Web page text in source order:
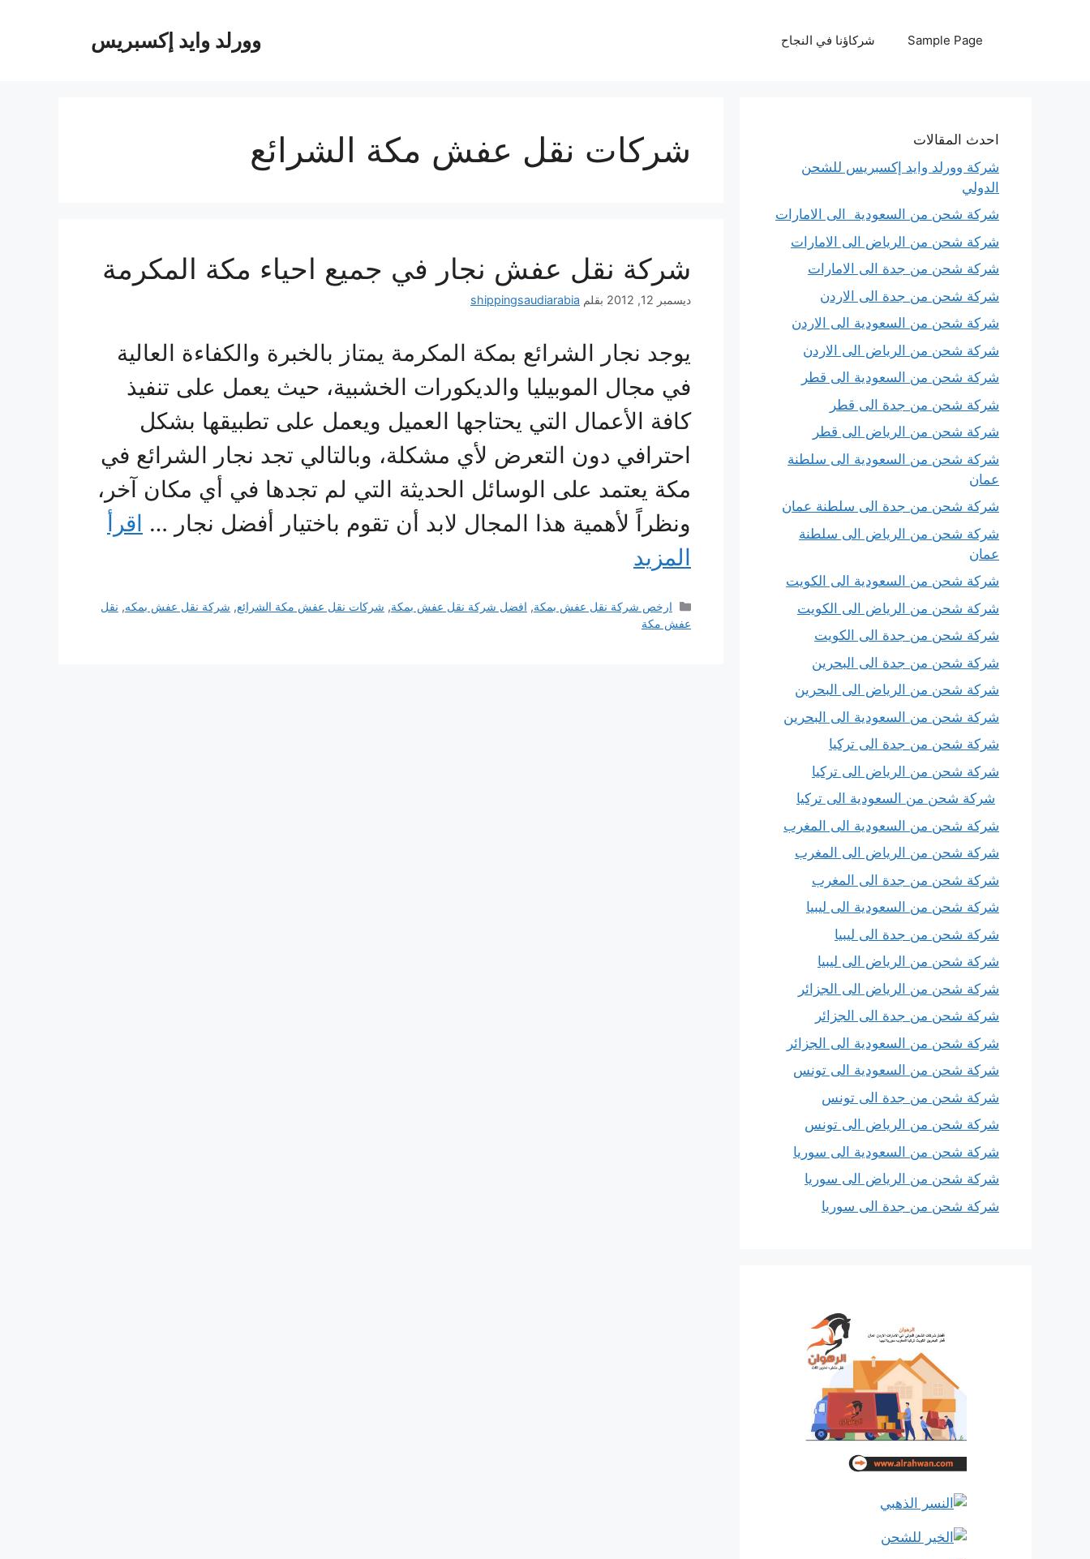
وورلد وايد إكسبريس Sample Page شركاؤنا في النجاح
شركات نقل عفش مكة الشرائع
شركة نقل عفش نجار في جميع احياء مكة المكرمة
ديسمبر 12, 2012 بقلم shippingsaudiarabia
يوجد نجار الشرائع بمكة المكرمة يمتاز بالخبرة والكفاءة العالية
في مجال الموبيليا والديكورات الخشبية، حيث يعمل على تنفيذ
كافة الأعمال التي يحتاجها العميل ويعمل على تطبيقها بشكل
احترافي دون التعرض لأي مشكلة، وبالتالي تجد نجار الشرائع في
مكة يعتمد على الوسائل الحديثة التي لم تجدها في أي مكان آخر،
ونظراً لأهمية هذا المجال لابد أن تقوم باختيار أفضل نجار … اقرأ
المزيد
التصنيفات
ارخص شركة نقل عفش بمكة, افضل شركة نقل عفش بمكة, شركات نقل عفش مكة الشرائع, شركة نقل عفش بمكه, نقل
عفش مكة
احدث المقالات
شركة وورلد وايد إكسبريس للشحن
الدولي
شركة شحن من السعودية الى الامارات
شركة شحن من الرياض الى الامارات
شركة شحن من جدة الى الامارات
شركة شحن من جدة الى الاردن
شركة شحن من السعودية الى الاردن
شركة شحن من الرياض الى الاردن
شركة شحن من السعودية الى قطر
شركة شحن من جدة الى قطر
شركة شحن من الرياض الى قطر
شركة شحن من السعودية الى سلطنة
عمان
شركة شحن من جدة الى سلطنة عمان
شركة شحن من الرياض الى سلطنة
عمان
شركة شحن من السعودية الى الكويت
شركة شحن من الرياض الى الكويت
شركة شحن من جدة الى الكويت
شركة شحن من جدة الى البحرين
شركة شحن من الرياض الى البحرين
شركة شحن من السعودية الى البحرين
شركة شحن من جدة الى تركيا
شركة شحن من الرياض الى تركيا
شركة شحن من السعودية الى تركيا
شركة شحن من السعودية الى المغرب
شركة شحن من الرياض الى المغرب
شركة شحن من جدة الى المغرب
شركة شحن من السعودية الى ليبيا
شركة شحن من جدة الى ليبيا
شركة شحن من الرياض الى ليبيا
شركة شحن من الرياض الى الجزائر
شركة شحن من جدة الى الجزائر
شركة شحن من السعودية الى الجزائر
شركة شحن من السعودية الى تونس
شركة شحن من جدة الى تونس
شركة شحن من الرياض الى تونس
شركة شحن من السعودية الى سوريا
شركة شحن من الرياض الى سوريا
شركة شحن من جدة الى سوريا